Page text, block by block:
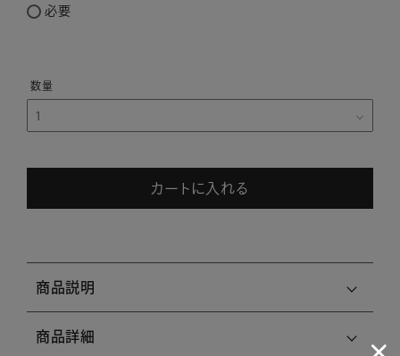
必要
カートに入れる
商品説明
商品詳細